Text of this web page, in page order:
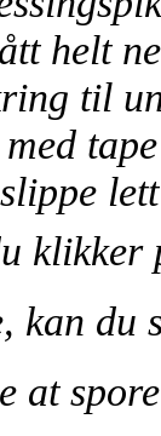
helt
til
klikker
kan du
at